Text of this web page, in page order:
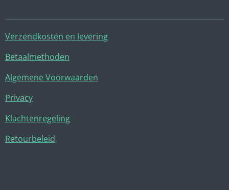
Verzendkosten en levering
Betaalmethoden
Algemene Voorwaarden
Privacy
Klachtenregeling
Retourbeleid